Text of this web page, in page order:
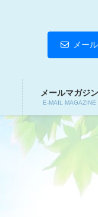
メー
メールマガジン
E-MAIL MAGAZINE